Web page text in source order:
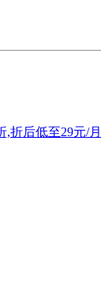
,折后低至29元/